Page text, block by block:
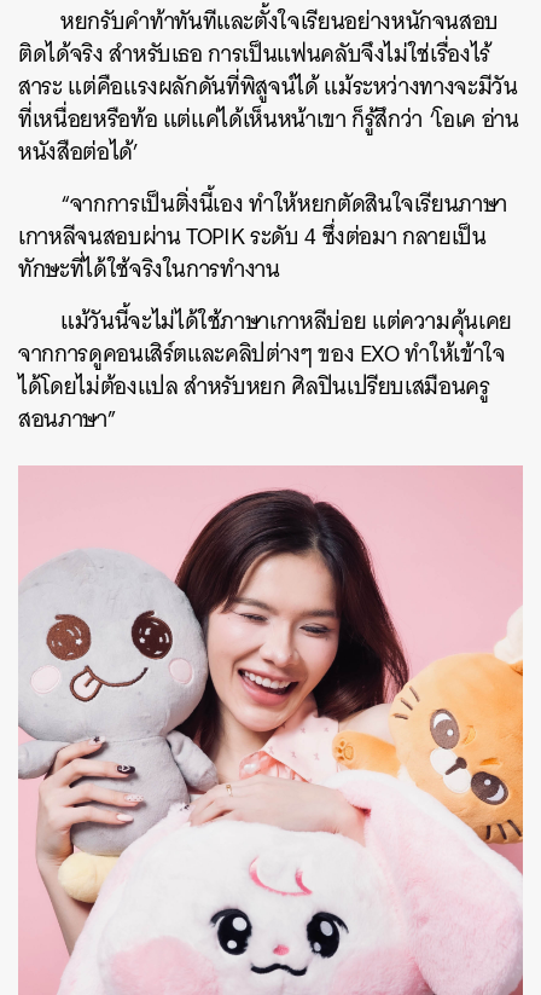
หยกรับคำท้าทันทีและตั้งใจเรียนอย่างหนักจนสอบ
ติดได้จริง สำหรับเธอ การเป็นแฟนคลับจึงไม่ใช่เรื่องไร้
สาระ แต่คือแรงผลักดันที่พิสูจน์ได้ แม้ระหว่างทางจะมีวัน
ที่เหนื่อยหรือท้อ แต่แค่ได้เห็นหน้าเขา ก็รู้สึกว่า ‘โอเค อ่าน
หนังสือต่อได้’
“จากการเป็นติ่งนี้เอง ทำให้หยกตัดสินใจเรียนภาษา
เกาหลีจนสอบผ่าน TOPIK ระดับ 4 ซึ่งต่อมา กลายเป็น
ทักษะที่ได้ใช้จริงในการทำงาน
แม้วันนี้จะไม่ได้ใช้ภาษาเกาหลีบ่อย แต่ความคุ้นเคย
จากการดูคอนเสิร์ตและคลิปต่างๆ ของ EXO ทำให้เข้าใจ
ได้โดยไม่ต้องแปล สำหรับหยก ศิลปินเปรียบเสมือนครู
สอนภาษา”